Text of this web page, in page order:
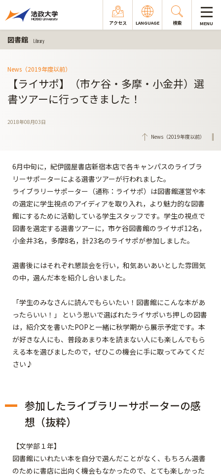
アクセス LANGUAGE 検索 MENU
図書館 Library
News（2019年度以前）
【ライサポ】（市ケ谷・多摩・小金井）選
書ツアーに行ってきました！
2018年08月03日
News（2019年度以前）
6月中旬に，紀伊國屋書店新宿本店で各キャンパスのライブラ
リーサポーターによる選書ツアーが行われました。
ライブラリーサポーター（通称：ライサポ）は図書館運営や本
の選定に学生視点のアイディアを取り入れ，より魅力的な図書
館にするために活動している学生スタッフです。学生の視点で
図書を選定する選書ツアーに，市ケ谷図書館のライサポ12名，
小金井3名，多摩8名，計23名のライサポが参加しました。
選書後にはそれぞれ懇談会を行い，和気あいあいとした雰囲気
の中，選んだ本を紹介し合いました。
「学生のみなさんに読んでもらいたい！図書館にこんな本があ
ったらいい！」 という思いで選ばれたライサポいち押しの図書
は，紹介文を書いたPOPと一緒に秋学期から展示予定です。本
が好きな人にも、普段あまり本を読まない人にも楽しんでもら
える本を選びましたので，ぜひこの機会に手に取ってみてくだ
さい♪
参加したライブラリーサポーターの感
想（抜粋）
【文学部１年】
図書館にいれたい本を自分で選んだことがなく、もちろん選書
のために書店に出向く機会もなかったので、とても楽しかった